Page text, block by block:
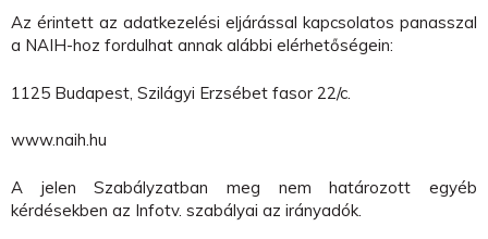
Az érintett az adatkezelési eljárással kapcsolatos panasszal
a NAIH-hoz fordulhat annak alábbi elérhetőségein:
1125 Budapest, Szilágyi Erzsébet fasor 22/c.
www.naih.hu
A jelen Szabályzatban meg nem határozott egyéb
kérdésekben az Infotv. szabályai az irányadók.